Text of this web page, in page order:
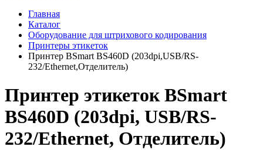
Главная
Каталог
Оборудование для штрихового кодирования
Принтеры этикеток
Принтер BSmart BS460D (203dpi,USB/RS-
232/Ethernet,Отделитель)
Принтер этикеток BSmart
BS460D (203dpi, USB/RS-
232/Ethernet, Отделитель)